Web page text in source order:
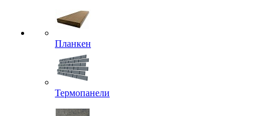
Планкен
Термопанели